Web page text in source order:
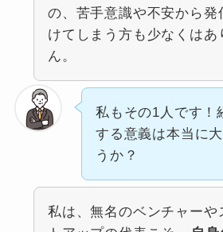
の、苦手意識や不安から発
けてしまう方も少なくはあ
ん。
私もその1人です！
する意義は本当に
うか？
私は、無名のベンチャーや